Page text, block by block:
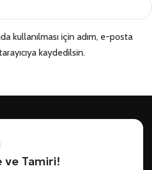
kullanılması için adım, e-posta
kaydedilsin.
ve Tamiri!